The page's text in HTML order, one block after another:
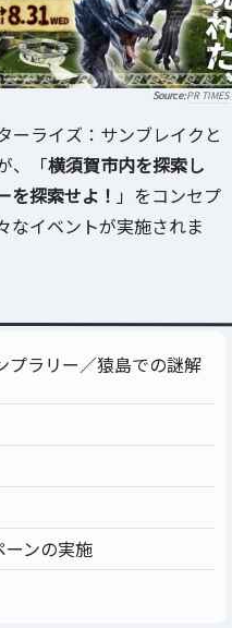
PR TIMES
ーライズ：サンブレイクと
、「横須賀市内を探索し
を探索せよ！ 」をコンセプ
なイベントが実施されま
ラリー／猿島での謎解
ンの実施